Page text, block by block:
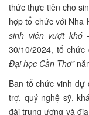
thức thực tiễn cho
hợp tổ chức với Nha
sinh viên vượt khó
30/10/2024, tổ chức
Đại học Cần Thơ”
Ban tổ chức vinh dự
trợ, quý nghệ sỹ,
đài trung ương và